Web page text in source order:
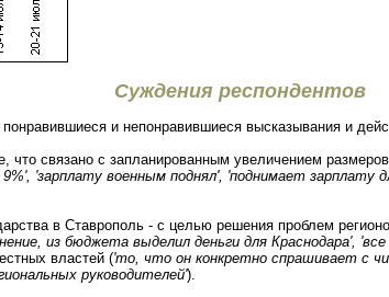
Суждения респондентов
и непонравившиеся высказывания и
что связано с запланированным увеличением
'зарплату военным поднял', 'поднимает зарплату
в Ставрополь - с целью решения проблем
из бюджета выделил деньги для Краснодара',
властей ('то, что он конкретно спрашивает с
руководителей').